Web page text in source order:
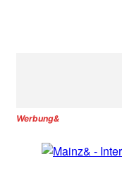
Werbung&